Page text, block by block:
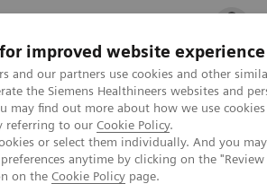
improved website experience
and our partners use cookies and other
the Siemens Healthineers websites and
may find out more about how we use
referring to our Cookie Policy.
or select them individually. And you
anytime by clicking on the "Review
on the Cookie Policy page.
) 채용 주요 제품
Services
Customer Services